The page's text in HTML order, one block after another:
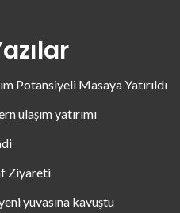
Potansiyeli Masaya Yatırıldı
ulaşım yatırımı
Ziyareti
yuvasına kavuştu